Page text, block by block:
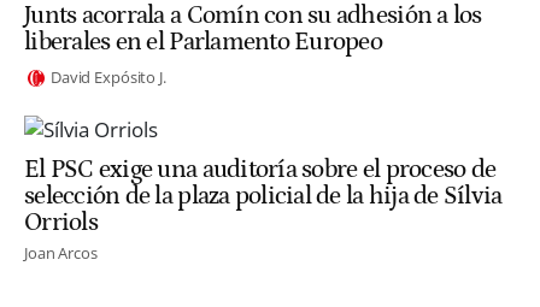
Junts acorrala a Comín con su adhesión a los
liberales en el Parlamento Europeo
David Expósito J.
El PSC exige una auditoría sobre el proceso de
selección de la plaza policial de la hija de Sílvia
Orriols
Joan Arcos